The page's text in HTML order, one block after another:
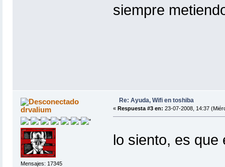
siempre
drvalium
Mensajes: 17345
Re: Ayuda, Wifi en toshiba
« Respuesta #3 en: 23-07-2008, 14:37
lo siento, es